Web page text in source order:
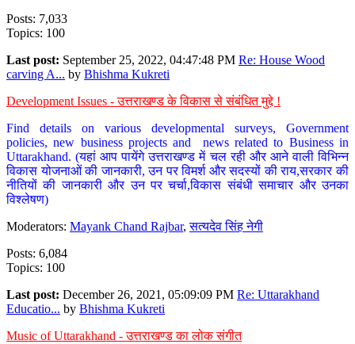
Posts: 7,033
Topics: 100
Last post: September 25, 2022, 04:47:48 PM Re: House Wood
carving A... by Bhishma Kukreti
Development Issues - उत्तराखण्ड के विकास से संबंधित मुद्दे !
Find details on various developmental surveys, Government
policies, new business projects and news related to Business in
Uttarakhand. (यहां आप पायेंगे उत्तराखण्ड में चल रही और आने वाली विभिन्न
विकास योजनाओं की जानकारी, उन पर विमर्श और सदस्यों की राय,सरकार की
नीतियों की जानकारी और उन पर चर्चा,विकास संबंधी समाचार और उनका
विश्लेषण)
Moderators: Mayank Chand Rajbar,सत्यदेव सिंह नेगी
Posts: 6,084
Topics: 100
Last post: December 26, 2021, 05:09:09 PM Re: Uttarakhand
Educatio... by Bhishma Kukreti
Music of Uttarakhand - उत्तराखण्ड का लोक संगीत